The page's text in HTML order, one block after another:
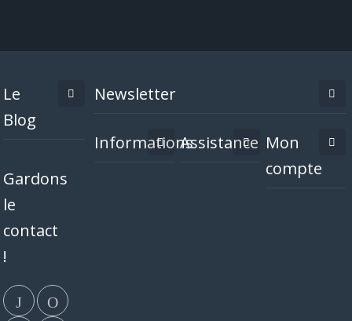
Le
Blog
Gardons
le
contact
!
Newsletter
InformationsAssistance Mon
compte